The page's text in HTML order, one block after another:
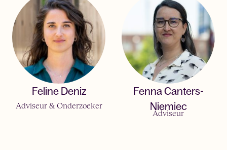
Feline Deniz
Adviseur & Onderzoeker
Fenna Canters-
Niemiec
Adviseur